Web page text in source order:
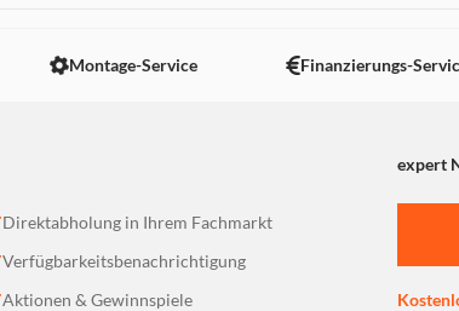
Montage-Service Finanzierungs-
expert
Direktabholung in Ihrem Fachmarkt
Verfügbarkeitsbenachrichtigung
Aktionen & Gewinnspiele